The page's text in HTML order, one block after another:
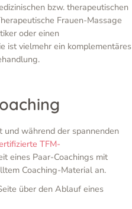
bzw. therapeutischen
Frauen-Massage
oder einen
ist vielmehr ein komplementäres
und während der spannenden
TFM-
eines Paar-Coachings mit
Coaching-Material an.
über den Ablauf eines